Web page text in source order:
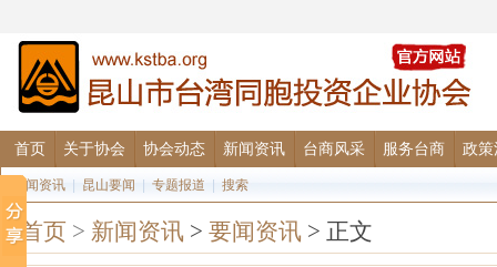
首页 关于协会 协会动态 新闻资讯 台商风采 服务台商 政策
要闻资讯 昆山要闻 专题报道 搜索
首页 > 新闻资讯 > 要闻资讯 > 正文